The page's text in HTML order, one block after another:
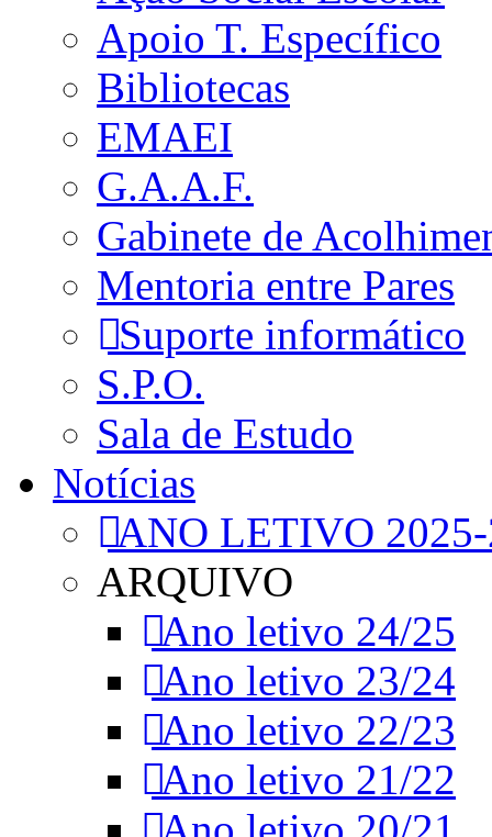
Apoio T. Específico
Bibliotecas
EMAEI
G.A.A.F.
Gabinete de
Mentoria entre Pares
Suporte informático
S.P.O.
Sala de Estudo
Notícias
ANO LETIVO
ARQUIVO
Ano letivo 24/25
Ano letivo 23/24
Ano letivo 22/23
Ano letivo 21/22